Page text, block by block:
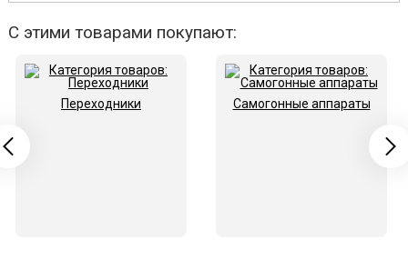
С этими товарами покупают:
Переходники Самогонные аппараты